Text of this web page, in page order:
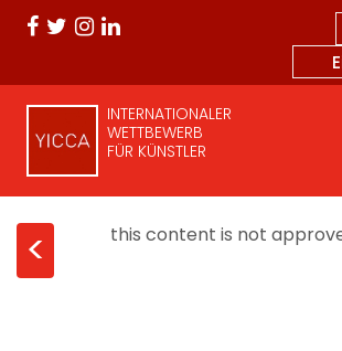
INTERNATIONALER
WETTBEWERB
FÜR KÜNSTLER
< this content is not